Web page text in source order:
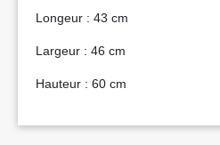
Longeur : 43 cm
Largeur : 46 cm
Hauteur : 60 cm